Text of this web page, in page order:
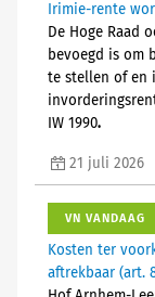
Irimie-rente
De Hoge Raad
bevoegd is om
te stellen of en
IW 1990.
21 juli 2026
VN VANDAAG
Kosten ter
aftrekbaar (art.